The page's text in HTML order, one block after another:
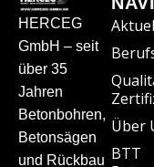
HERCEG
GmbH – seit
über 35
Jahren
Betonbohren,
Betonsägen
und Rückbau
Über
BTT